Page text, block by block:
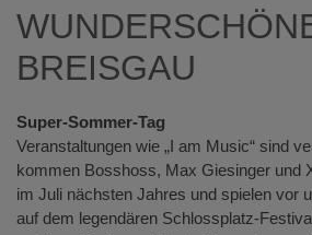
BREISGAU
Super-Sommer-Tag
Veranstaltungen wie „I am Music“ sind
kommen Bosshoss, Max Giesinger und
im Juli nächsten Jahres und spielen vor
auf dem legendären Schlossplatz-